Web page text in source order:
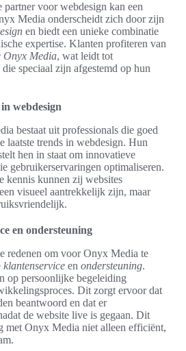
voor webdesign kan een
Media onderscheidt zich door zijn
en biedt een unieke combinatie
expertise. Klanten profiteren van
Onyx Media, wat leidt tot
speciaal zijn afgestemd op hun
webdesign
bestaat uit professionals die goed
laatste trends in webdesign. Hun
hen in staat om innovatieve
gebruikerservaringen optimaliseren.
kennis kunnen zij websites
visueel aantrekkelijk zijn, maar
en ondersteuning
redenen om voor Onyx Media te
klantenservice en ondersteuning.
op persoonlijke begeleiding
Dit zorgt ervoor dat
beantwoord en dat er
de website live is gegaan. Dit
met Onyx Media niet alleen efficiënt,